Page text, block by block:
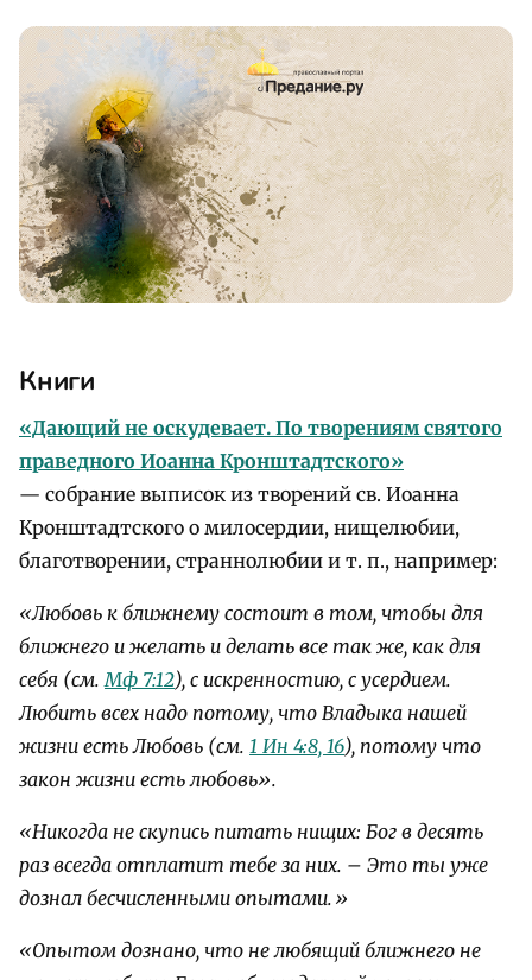
Книги
«Дающий не оскудевает. По творениям cвятого
праведного Иоанна Кронштадтского»
— собрание выписок из творений св. Иоанна
Кронштадтского о милосердии, нищелюбии,
благотворении, страннолюбии и т. п., например:
«Любовь к ближнему состоит в том, чтобы для
ближнего и желать и делать все так же, как для
себя (см.Мф 7:12), с искренностию, с усердием.
Любить всех надо потому, что Владыка нашей
жизни есть Любовь (см. 1 Ин 4:8, 16), потому что
закон жизни есть любовь».
«Никогда не скупись питать нищих: Бог в десять
раз всегда отплатит тебе за них. – Это ты уже
дознал бесчисленными опытами.»
«Опытом дознано, что не любящий ближнего не